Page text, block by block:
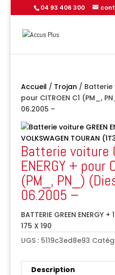
04 93 406 300
Accueil / Trojan / Batterie
pour CITROEN C1 (PM_,
06.2005 –
Batterie voiture
ENERGY + pour
(PM_, PN_)
06.2005 –
BATTERIE GREEN ENERGY
175 X 190
UGS : 5119c3ed8e93
Description